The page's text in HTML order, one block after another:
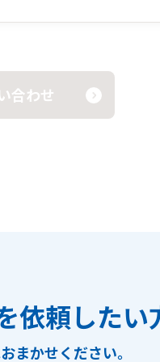
合わせ
依頼したい
おまかせください。